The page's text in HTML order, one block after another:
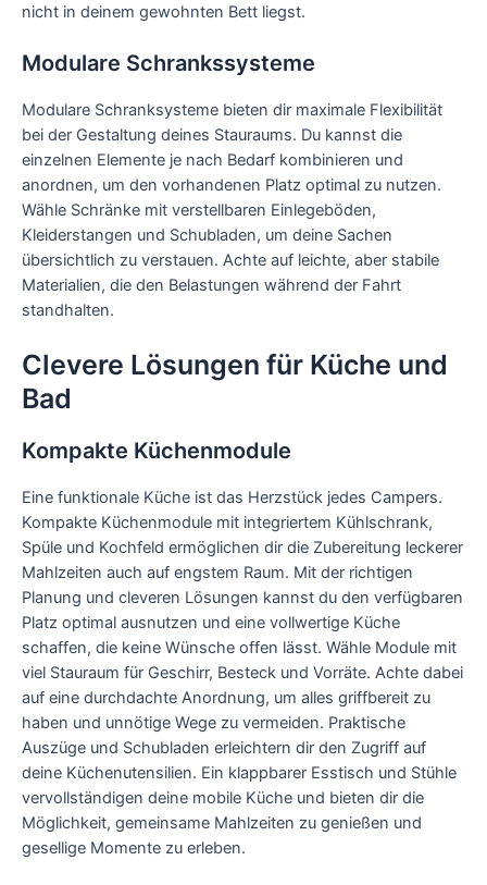
nicht in deinem gewohnten Bett liegst.
Modulare Schrankssysteme
Modulare Schranksysteme bieten dir maximale Flexibilität
bei der Gestaltung deines Stauraums. Du kannst die
einzelnen Elemente je nach Bedarf kombinieren und
anordnen, um den vorhandenen Platz optimal zu nutzen.
Wähle Schränke mit verstellbaren Einlegeböden,
Kleiderstangen und Schubladen, um deine Sachen
übersichtlich zu verstauen. Achte auf leichte, aber stabile
Materialien, die den Belastungen während der Fahrt
standhalten.
Clevere Lösungen für Küche und
Bad
Kompakte Küchenmodule
Eine funktionale Küche ist das Herzstück jedes Campers.
Kompakte Küchenmodule mit integriertem Kühlschrank,
Spüle und Kochfeld ermöglichen dir die Zubereitung leckerer
Mahlzeiten auch auf engstem Raum. Mit der richtigen
Planung und cleveren Lösungen kannst du den verfügbaren
Platz optimal ausnutzen und eine vollwertige Küche
schaffen, die keine Wünsche offen lässt. Wähle Module mit
viel Stauraum für Geschirr, Besteck und Vorräte. Achte dabei
auf eine durchdachte Anordnung, um alles griffbereit zu
haben und unnötige Wege zu vermeiden. Praktische
Auszüge und Schubladen erleichtern dir den Zugriff auf
deine Küchenutensilien. Ein klappbarer Esstisch und Stühle
vervollständigen deine mobile Küche und bieten dir die
Möglichkeit, gemeinsame Mahlzeiten zu genießen und
gesellige Momente zu erleben.